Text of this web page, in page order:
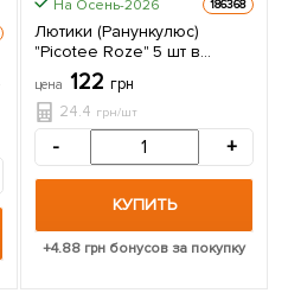
На Осень-2026 186368
Лютики (Ранункулюс)
"Picotee Roze" 5 шт в
упаковке
цена 122 грн
24.4 грн/шт
- +
КУПИТЬ
+4.88грн бонусов за покупку